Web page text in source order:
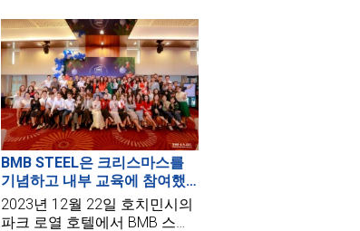
의 이사회 및 각 부서의 부서장,
모든 지사장 및 모든 BMB 스틸
직원이 참석했습니다.
BMB STEEL은 크리스마스를
기념하고 내부 교육에 참여했
습니다
2023년 12월 22일 호치민시의
파크 로열 호텔에서 BMB 스틸